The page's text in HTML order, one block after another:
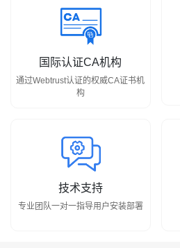
国际认证CA机构
通过Webtrust认证的权威CA证书机
构
技术支持
专业团队一对一指导用户安装部署